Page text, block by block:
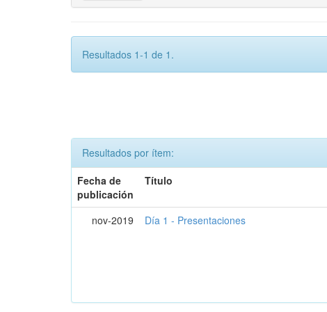
Resultados 1-1 de 1.
Resultados por ítem:
Fecha de
publicación
Título
nov-2019 Día 1 - Presentaciones